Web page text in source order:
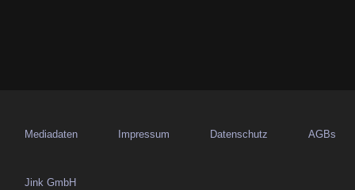
a
Mediadaten Impressum Datenschutz AGBs
Jink GmbH